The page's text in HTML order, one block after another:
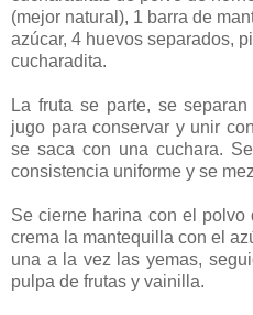
(mejor natural), 1 barra de
azúcar, 4 huevos separados,
cucharadita.
La fruta se parte, se
jugo para conservar y unir
se saca con una cuchara.
consistencia uniforme y se
Se cierne harina con el polvo
crema la mantequilla con el
una a la vez las yemas,
pulpa de frutas y vainilla.